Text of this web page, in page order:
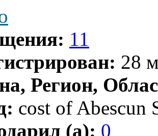
11
28
Регион,
cost of Abescun
(а): 0